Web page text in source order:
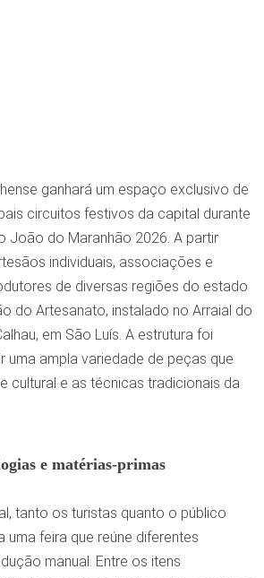
ganhará um espaço exclusivo de
circuitos festivos da capital durante
João do Maranhão 2026. A partir
individuais, associações e
de diversas regiões do estado
do Artesanato, instalado no Arraial do
em São Luís. A estrutura foi
uma ampla variedade de peças que
cultural e as técnicas tradicionais da
e matérias-primas
tanto os turistas quanto o público
feira que reúne diferentes
manual. Entre os itens